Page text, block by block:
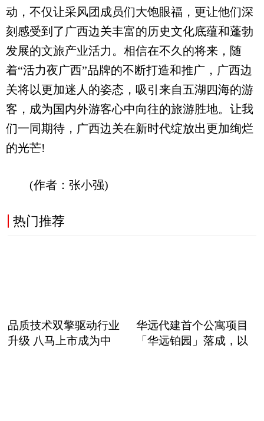
动，不仅让采风团成员们大饱眼福，更让他们深
刻感受到了广西边关丰富的历史文化底蕴和蓬勃
发展的文旅产业活力。相信在不久的将来，随
着“活力夜广西”品牌的不断打造和推广，广西边
关将以更加迷人的姿态，吸引来自五湖四海的游
客，成为国内外游客心中向往的旅游胜地。让我
们一同期待，广西边关在新时代绽放出更加绚烂
的光芒!
(作者：张小强)
热门推荐
品质技术双擎驱动行业
升级 八马上市成为中
华远代建首个公寓项目
「华远铂园」落成，以